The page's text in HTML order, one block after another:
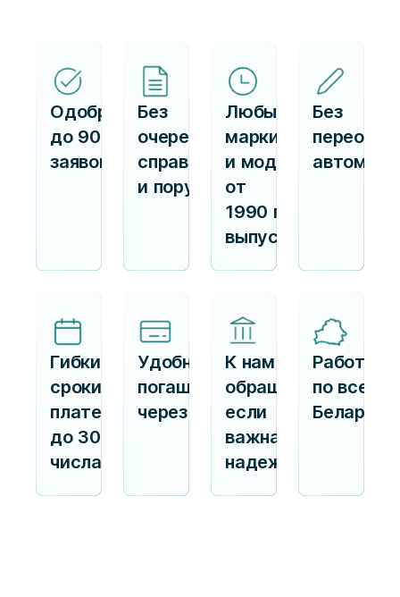
Одобряем
до 90%
заявок
Без
очередей,
справок
и поручителей
Любые
марки
и модели
от
1990 г.
выпуска
Без
Гибкие
сроки
платежа —
до 30
числа
Удобное
погашение
через ЕРИП
К нам
обращаются,
если
важна
надежность
Работаем
по всей
Беларуси